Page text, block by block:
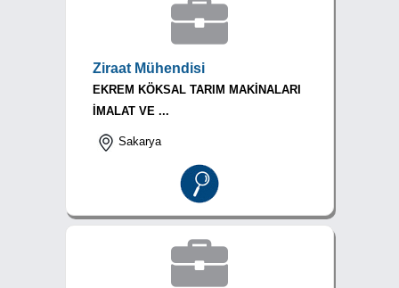
Ziraat Mühendisi
EKREM KÖKSAL TARIM MAKİNALARI
İMALAT VE ...
Sakarya